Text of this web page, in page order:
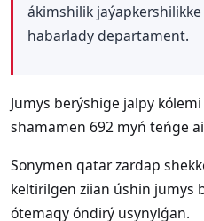
ákimshilik
habarlady departament.
Jumys berýshige jalpy
shamamen 692 myń teńge
Sonymen qatar zardap
keltirilgen ziian úshin jumys
ótemaqy óndirý usynylǵan.